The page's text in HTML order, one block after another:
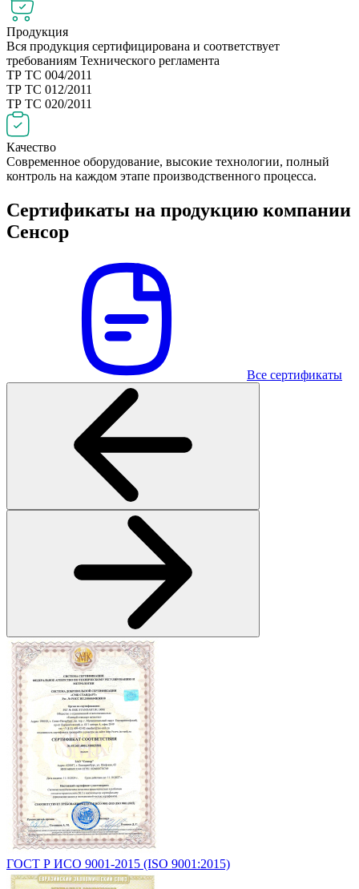
Продукция
Вся продукция сертифицирована и соответствует
требованиям Технического регламента
ТР ТС 004/2011
ТР ТС 012/2011
ТР ТС 020/2011
Качество
Современное оборудование, высокие технологии, полный
контроль на каждом этапе производственного процесса.
Сертификаты на продукцию компании
Сенсор
Все сертификаты
ГОСТ Р ИСО 9001-2015 (ISO 9001:2015)